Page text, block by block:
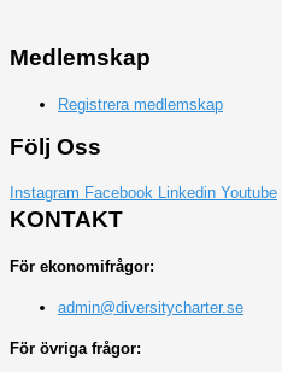
Medlemskap
Registrera medlemskap
Följ Oss
Instagram Facebook Linkedin Youtube
KONTAKT
För ekonomifrågor:
admin@diversitycharter.se
För övriga frågor: